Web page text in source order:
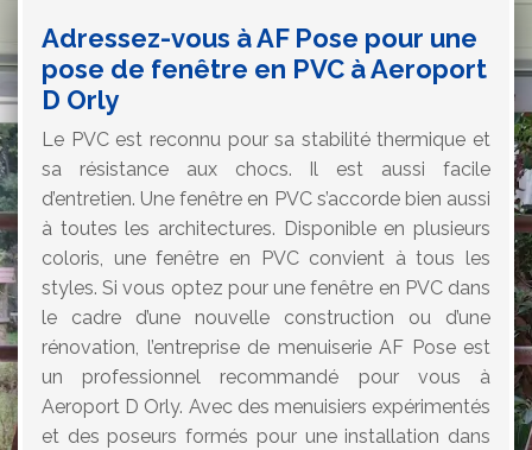
Adressez-vous à AF Pose pour une
pose de fenêtre en PVC à Aeroport
D Orly
Le PVC est reconnu pour sa stabilité thermique et
sa résistance aux chocs. Il est aussi facile
d’entretien. Une fenêtre en PVC s’accorde bien aussi
à toutes les architectures. Disponible en plusieurs
coloris, une fenêtre en PVC convient à tous les
styles. Si vous optez pour une fenêtre en PVC dans
le cadre d’une nouvelle construction ou d’une
rénovation, l’entreprise de menuiserie AF Pose est
un professionnel recommandé pour vous à
Aeroport D Orly. Avec des menuisiers expérimentés
et des poseurs formés pour une installation dans